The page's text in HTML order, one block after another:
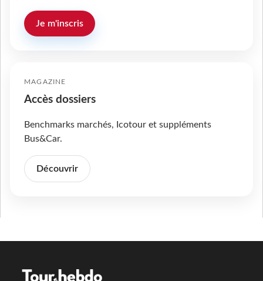
Je m'inscris
MAGAZINE
Accès dossiers
Benchmarks marchés, Icotour et suppléments
Bus&Car.
Découvrir